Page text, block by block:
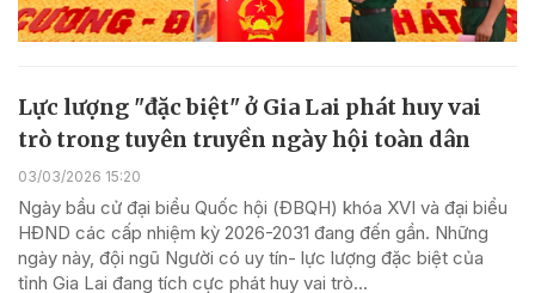
Lực lượng "đặc biệt" ở Gia Lai phát huy vai
trò trong tuyên truyền ngày hội toàn dân
03/03/2026 15:20
Ngày bầu cử đại biểu Quốc hội (ĐBQH) khóa XVI và đại biểu
HĐND các cấp nhiệm kỳ 2026-2031 đang đến gần. Những
ngày này, đội ngũ Người có uy tín- lực lượng đặc biệt của
tỉnh Gia Lai đang tích cực phát huy vai trò...